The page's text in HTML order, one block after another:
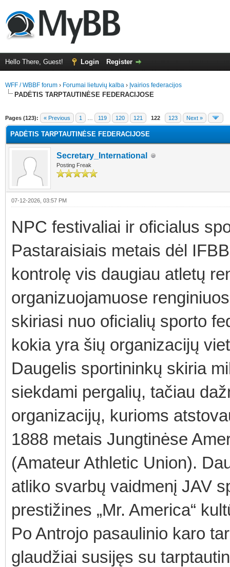
Hello There, Guest! Login Register
WFF / WBBF forum › Forumai lietuvių kalba › Įvairios federacijos
PADĖTIS TARPTAUTINĖSE FEDERACIJOSE
Pages (123): « Previous 1 119 120 121 122 123 Next »
PADĖTIS TARPTAUTINĖSE FEDERACIJOSE
Secretary_International
Posting Freak
07-12-2026, 03:57 PM
NPC festivaliai ir oficialus
Pastaraisiais metais dėl
kontrolę vis daugiau atletų
organizuojamuose
skiriasi nuo oficialių sporto
kokia yra šių organizacijų
Daugelis sportininkų skiria
siekdami pergalių, tačiau
organizacijų, kurioms
1888 metais Jungtinėse
(Amateur Athletic Union).
atliko svarbų vaidmenį JAV
prestižines „Mr. America“
Po Antrojo pasaulinio karo
glaudžiai susijęs su